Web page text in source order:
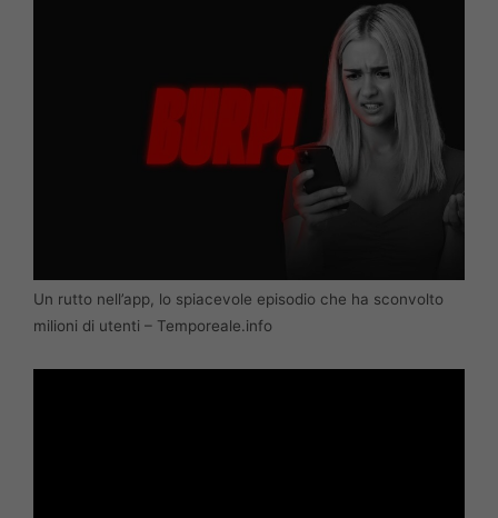
Un rutto nell’app, lo spiacevole episodio che ha sconvolto
milioni di utenti – Temporeale.info